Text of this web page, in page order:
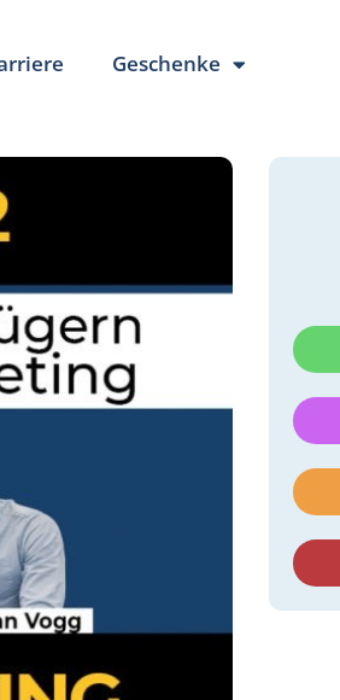
Geschenke